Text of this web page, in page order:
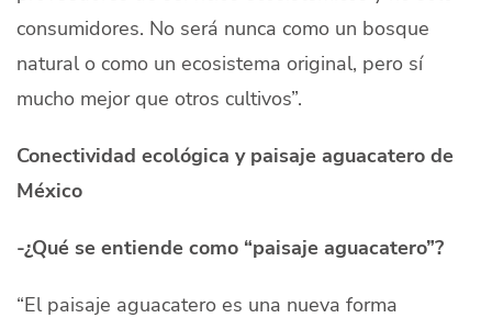
consumidores. No será nunca como un bosque
natural o como un ecosistema original, pero sí
mucho mejor que otros cultivos”.
Conectividad ecológica y paisaje aguacatero de
México
-¿Qué se entiende como “paisaje aguacatero”?
“El paisaje aguacatero es una nueva forma